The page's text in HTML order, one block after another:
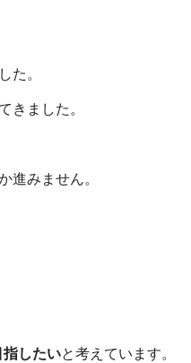
た。
きました。
進みません。
指したいと考えています。